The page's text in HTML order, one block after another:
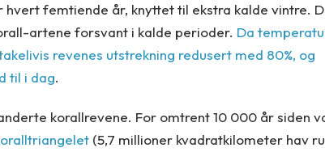
femtiende år, knyttet til ekstra kalde vintre.
artene forsvant i kalde perioder. Da
revenes utstrekning redusert med 80%, og
til i dag.
korallrevene. For omtrent 10 000 år siden
(5,7 millioner kvadratkilometer hav